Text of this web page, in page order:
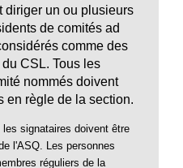
diriger un ou plusieurs
de comités ad
comme des
CSL. Tous les
nommés doivent
en règle de la section.
les signataires doivent être
l'ASQ. Les personnes
réguliers de la